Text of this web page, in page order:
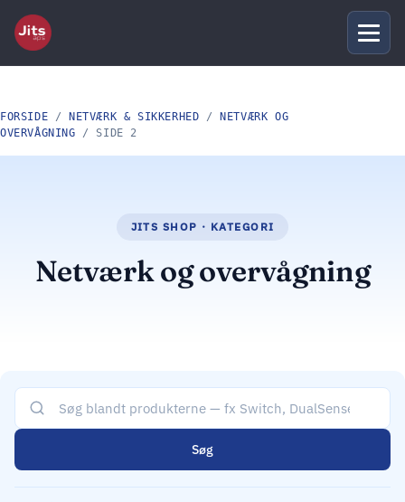
FORSIDE / NETVÆRK & SIKKERHED /
NETVÆRK OG
OVERVÅGNING / SIDE 2
Netværk og overvågning
Søg